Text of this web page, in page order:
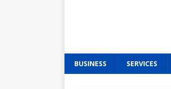
BUSINESS SERVICES